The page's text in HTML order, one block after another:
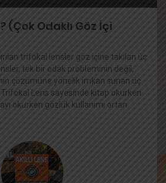
(Çok Odaklı Göz İçi
trifokal lensler göz içine takılan üç
tek bir odak probleminin değil,
çözümüne yönelik imkan sunan üç
Trifokal Lens sayesinde kitap okurken
okurken gözlük kullanımı ortan